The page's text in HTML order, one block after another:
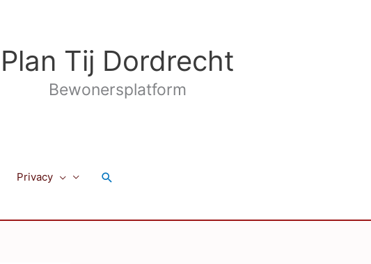
Plan Tij Dordrecht
Bewonersplatform
Privacy Zoeken